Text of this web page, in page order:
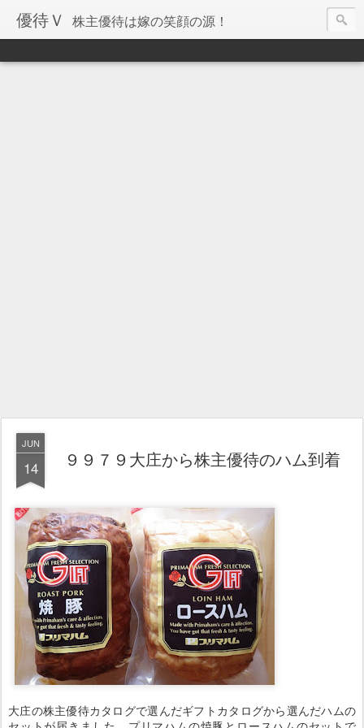
優待Ｖ 株主優待は嫁の笑顔の源！
JUN
14 ９９７９大庄から株主優待のハム到着
大庄の株主優待カタログで選んだギフトカタログから選んだハムの